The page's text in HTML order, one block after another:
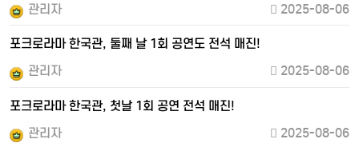
관리자
2025-08-06
포크로라마 한국관, 둘째 날 1회 공연도 전석 매진!
관리자
2025-08-06
포크로라마 한국관, 첫날 1회 공연 전석 매진!
관리자
2025-08-06